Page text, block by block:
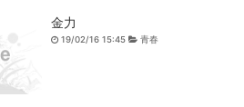
金力
19/02/16 15:45 青春